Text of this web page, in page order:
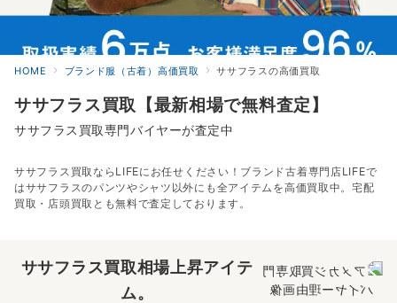
HOME ブランド服（古着）高価買取 ササフラスの高価買取
ササフラス買取【最新相場で無料査定】
ササフラス買取専門バイヤーが査定中
ササフラス買取ならLIFEにお任せください！ブランド古着専門店LIFEで
はササフラスのパンツやシャツ以外にも全アイテムを高価買取中。宅配
買取・店頭買取とも無料で査定しております。
ササフラス買取相場上昇アイテ
ム。